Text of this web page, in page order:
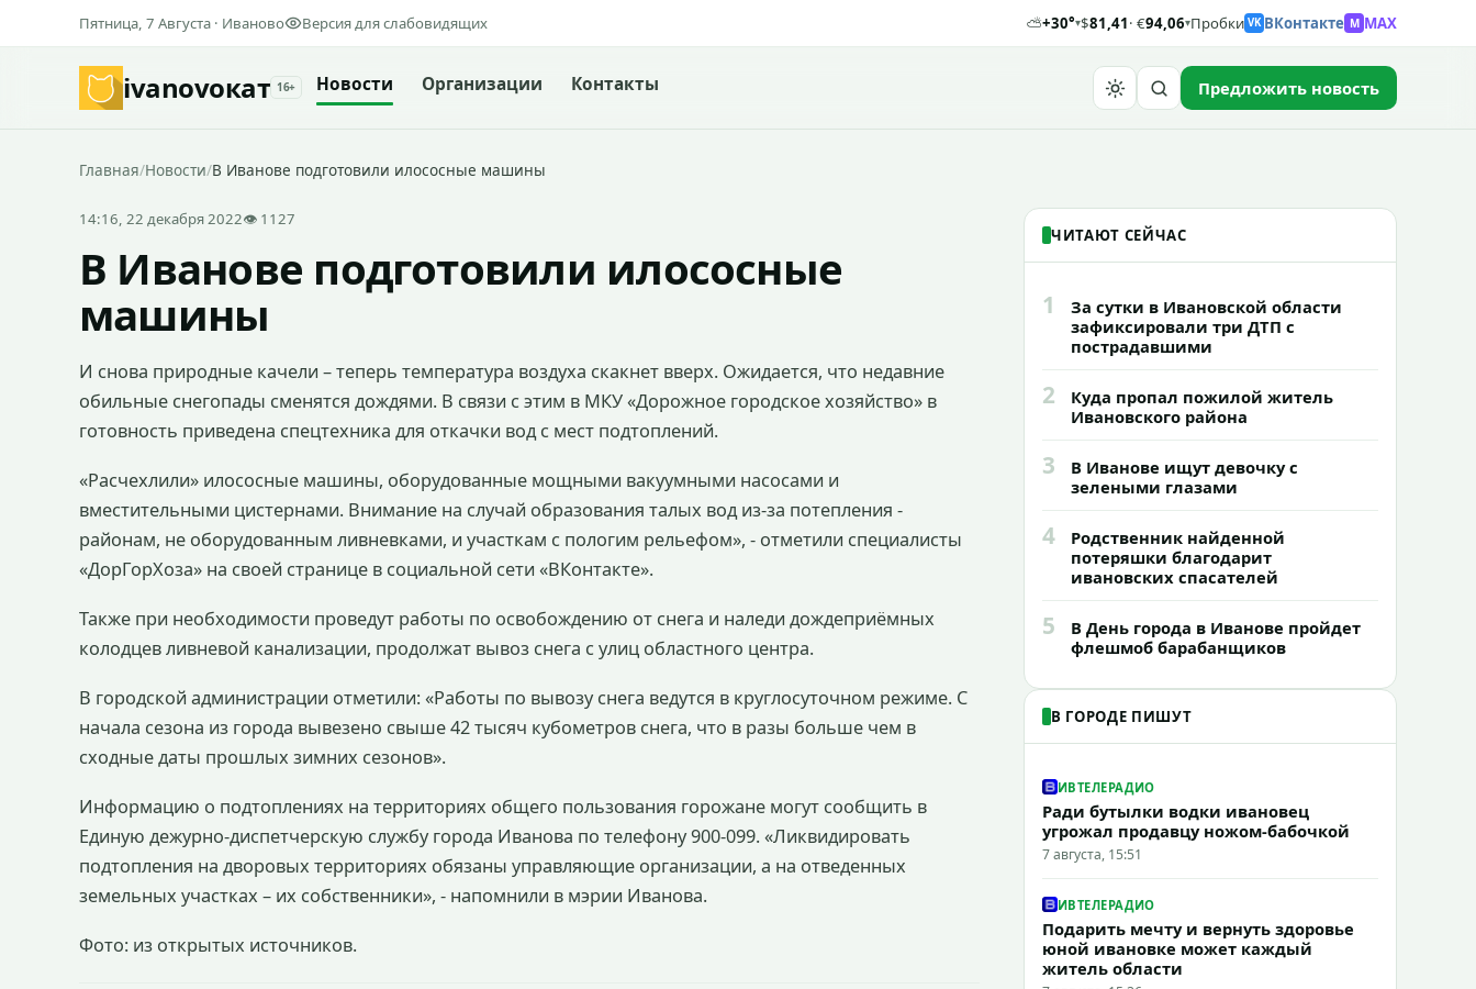
Пятница, 7 Августа · Иваново Версия для слабовидящих ⛅+30°▾$81,41· €94,06▾Пробки VK ВКонтакте M MAX
ivanovoкат 16+ Новости Организации Контакты Предложить новость
Главная/Новости/В Иванове подготовили илососные машины
14:16, 22 декабря 2022👁 1127
В Иванове подготовили илососные
машины
И снова природные качели – теперь температура воздуха скакнет вверх. Ожидается, что недавние
обильные снегопады сменятся дождями. В связи с этим в МКУ «Дорожное городское хозяйство» в
готовность приведена спецтехника для откачки вод с мест подтоплений.
«Расчехлили» илососные машины, оборудованные мощными вакуумными насосами и
вместительными цистернами. Внимание на случай образования талых вод из-за потепления -
районам, не оборудованным ливневками, и участкам с пологим рельефом», - отметили специалисты
«ДорГорХоза» на своей странице в социальной сети «ВКонтакте».
Также при необходимости проведут работы по освобождению от снега и наледи дождеприёмных
колодцев ливневой канализации, продолжат вывоз снега с улиц областного центра.
В городской администрации отметили: «Работы по вывозу снега ведутся в круглосуточном режиме. С
начала сезона из города вывезено свыше 42 тысяч кубометров снега, что в разы больше чем в
сходные даты прошлых зимних сезонов».
Информацию о подтоплениях на территориях общего пользования горожане могут сообщить в
Единую дежурно-диспетчерскую службу города Иванова по телефону 900-099. «Ликвидировать
подтопления на дворовых территориях обязаны управляющие организации, а на отведенных
земельных участках – их собственники», - напомнили в мэрии Иванова.
Фото: из открытых источников.
ЧИТАЮТ СЕЙЧАС
1
За сутки в Ивановской области
зафиксировали три ДТП с
пострадавшими
2
Куда пропал пожилой житель
Ивановского района
3
В Иванове ищут девочку с
зелеными глазами
4
Родственник найденной
потеряшки благодарит
ивановских спасателей
5
В День города в Иванове пройдет
флешмоб барабанщиков
В ГОРОДЕ ПИШУТ
ИВТЕЛЕРАДИО
Ради бутылки водки ивановец
угрожал продавцу ножом-бабочкой
7 августа, 15:51
ИВТЕЛЕРАДИО
Подарить мечту и вернуть здоровье
юной ивановке может каждый
житель области